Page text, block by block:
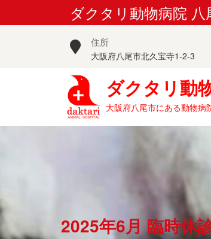
ダクタリ動物病院
住所
大阪府八尾市北久宝寺1-2-3
ダクタリ動
大阪府八尾市にある動物病
2025年6月 臨時休